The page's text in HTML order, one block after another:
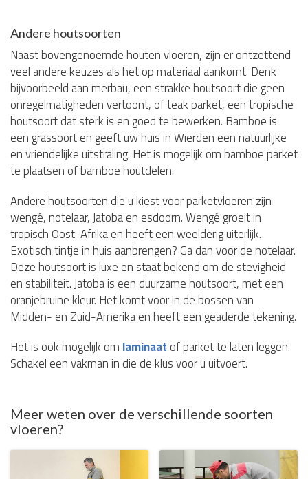
Andere houtsoorten
Naast bovengenoemde houten vloeren, zijn er ontzettend
veel andere keuzes als het op materiaal aankomt. Denk
bijvoorbeeld aan merbau, een strakke houtsoort die geen
onregelmatigheden vertoont, of teak parket, een tropische
houtsoort dat sterk is en goed te bewerken. Bamboe is
een grassoort en geeft uw huis in Wierden een natuurlijke
en vriendelijke uitstraling. Het is mogelijk om bamboe parket
te plaatsen of bamboe houtdelen.
Andere houtsoorten die u kiest voor parketvloeren zijn
wengé, notelaar, Jatoba en esdoorn. Wengé groeit in
tropisch Oost-Afrika en heeft een weelderig uiterlijk.
Exotisch tintje in huis aanbrengen? Ga dan voor de notelaar.
Deze houtsoort is luxe en staat bekend om de stevigheid
en stabiliteit. Jatoba is een duurzame houtsoort, met een
oranjebruine kleur. Het komt voor in de bossen van
Midden- en Zuid-Amerika en heeft een geaderde tekening.
Het is ook mogelijk om laminaat of parket te laten leggen.
Schakel een vakman in die de klus voor u uitvoert.
Meer weten over de verschillende soorten
vloeren?